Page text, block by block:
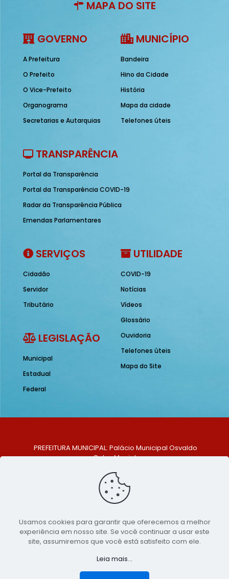
MAPA DO SITE
GOVERNO
A Prefeitura
O Prefeito
O Vice-Prefeito
Organograma
Secretarias e Autarquias
MUNICÍPIO
Bandeira
Hino da Cidade
História
Mapa da cidade
Telefones úteis
TRANSPARÊNCIA
Portal da Transparência
Portal da Transparência COVID-19
Radar da Transparência Pública
Emendas Parlamentares
SERVIÇOS
Cidadão
Servidor
Tributário
LEGISLAÇÃO
Municipal
Estadual
Federal
UTILIDADE
COVID-19
Notícias
Vídeos
Glossário
Ouvidoria
Telefones úteis
Mapa do Site
PREFEITURA MUNICIPAL: Palácio Municipal Osvaldo
Celso Maciel
Centro, São Bento do Una - PE. CEP: 553370-128
TELEFONE: (81) 99548-1569
E-MAIL: ouvidoria@saobentodouna.pe.gov.br
Copyright 2021-2026 - Assessoria de Comunicação da
Prefeitura de São Bento do Una - PE
Página desenvolvida pela agência de
publicidadeLumusWeb - Agência Digital
Usamos cookies para garantir que oferecemos a melhor
experiência em nosso site. Se você continuar a usar este
site, assumiremos que você está satisfeito com ele.
Leia mais...